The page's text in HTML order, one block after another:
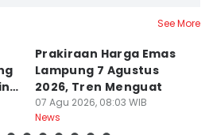
See More
Prakiraan Harga Emas
Lampung 7 Agustus
2026, Tren Menguat
07 Agu 2026, 08:03 WIB
News